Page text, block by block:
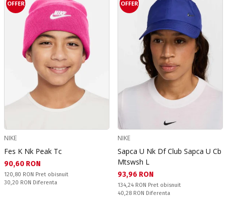
OFFER
NIKE
Fes K Nk Peak Tc
Текуща цена:
90,60 RON
Pret obisnuit:
120,80 RON Pret obisnuit
Спестявате:
30,20 RON Diferenta
OFFER
NIKE
Sapca U Nk Df Club Sapca U Cb
Mtswsh L
Текуща цена:
93,96 RON
Pret obisnuit:
134,24 RON Pret obisnuit
Спестявате:
40,28 RON Diferenta